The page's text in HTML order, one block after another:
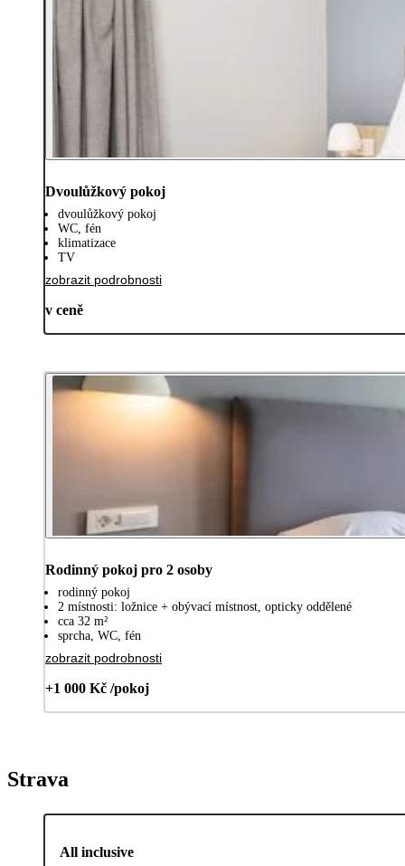
Dvoulůžkový pokoj
dvoulůžkový pokoj
WC, fén
klimatizace
TV
zobrazit podrobnosti
v ceně
Rodinný pokoj pro 2 osoby
rodinný pokoj
2 místnosti: ložnice + obývací místnost, opticky oddělené
cca 32 m²
sprcha, WC, fén
zobrazit podrobnosti
+1 000 Kč /pokoj
Strava
All inclusive